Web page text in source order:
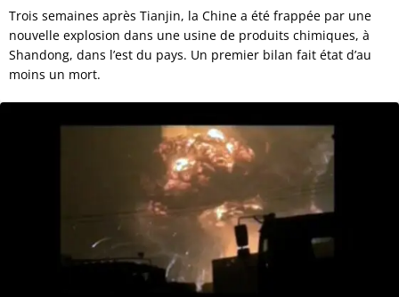
Trois semaines après Tianjin, la Chine a été frappée par une
nouvelle explosion dans une usine de produits chimiques, à
Shandong, dans l’est du pays. Un premier bilan fait état d’au
moins un mort.